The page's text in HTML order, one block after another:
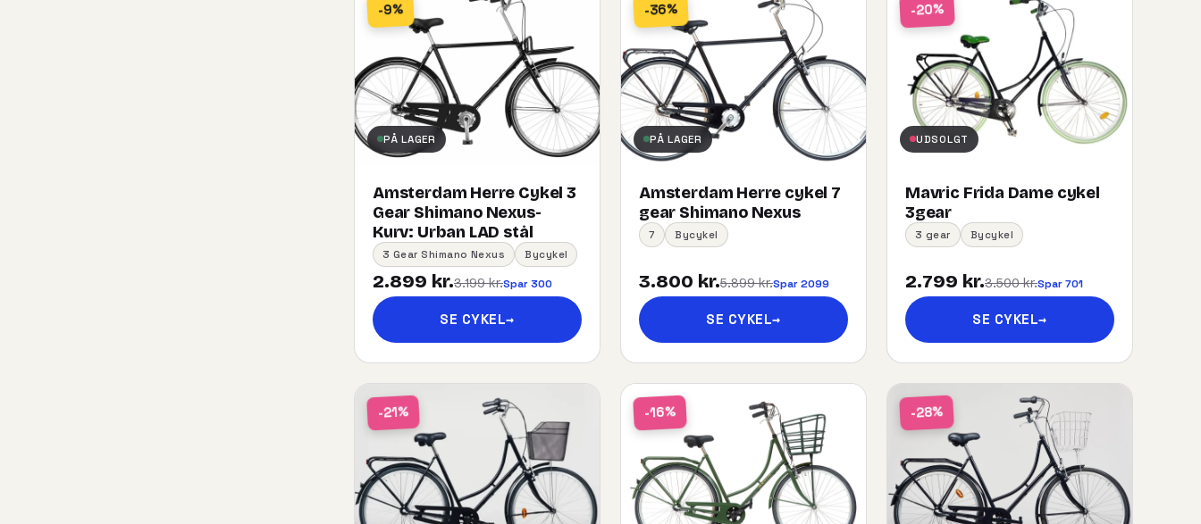
-9%
PÅ LAGER
Amsterdam Herre Cykel 3
Gear Shimano Nexus-
Kurv:​ ​Urban​ ​LAD​ ​stål
3 Gear Shimano Nexus Bycykel
2.899 kr.3.199 kr.Spar 300
SE CYKEL→
-36%
PÅ LAGER
Amsterdam Herre cykel 7
gear Shimano Nexus
7 Bycykel
3.800 kr.5.899 kr.Spar 2099
SE CYKEL→
-20%
UDSOLGT
Mavric Frida Dame cykel
3gear
3 gear Bycykel
2.799 kr.3.500 kr.Spar 701
SE CYKEL→
-21% -16% -28%